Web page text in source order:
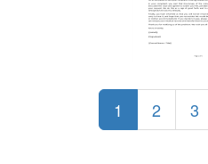
1 2 3